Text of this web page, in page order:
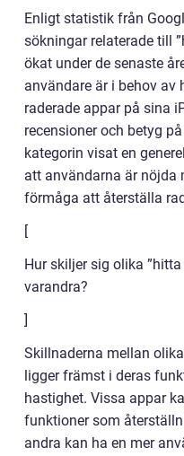
Enligt statistik från
sökningar relaterade till
ökat under de senaste
användare är i behov av
raderade appar på sina
recensioner och betyg
kategorin visat en
att användarna är nöjda
förmåga att återställa
[
Hur skiljer sig olika
varandra?
]
Skillnaderna mellan
ligger främst i deras
hastighet. Vissa appar
funktioner som
andra kan ha en mer